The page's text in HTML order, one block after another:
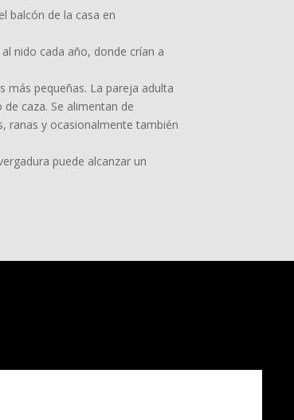
balcón de la casa en
nido cada año, donde crían a
más pequeñas. La pareja adulta
caza. Se alimentan de
ranas y ocasionalmente también
puede alcanzar un